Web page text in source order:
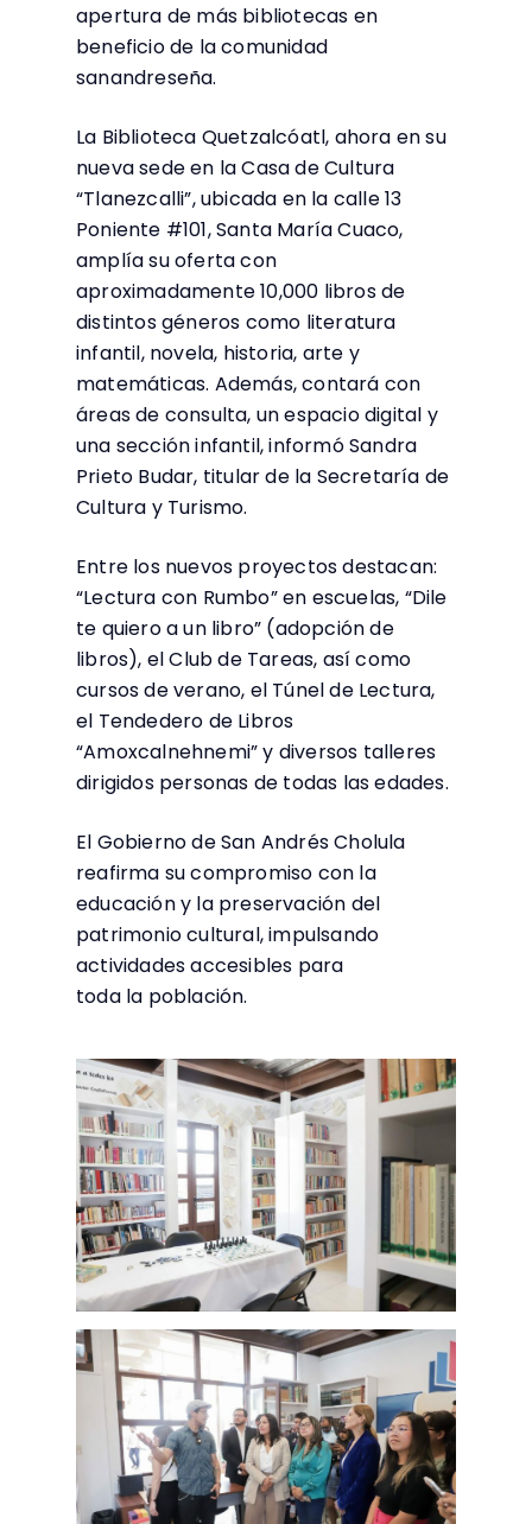
apertura de más bibliotecas en
beneficio de la comunidad
sanandreseña.
La Biblioteca Quetzalcóatl, ahora en su
nueva sede en la Casa de Cultura
“Tlanezcalli”, ubicada en la calle 13
Poniente #101, Santa María Cuaco,
amplía su oferta con
aproximadamente 10,000 libros de
distintos géneros como literatura
infantil, novela, historia, arte y
matemáticas. Además, contará con
áreas de consulta, un espacio digital y
una sección infantil, informó Sandra
Prieto Budar, titular de la Secretaría de
Cultura y Turismo.
Entre los nuevos proyectos destacan:
“Lectura con Rumbo” en escuelas, “Dile
te quiero a un libro” (adopción de
libros), el Club de Tareas, así como
cursos de verano, el Túnel de Lectura,
el Tendedero de Libros
“Amoxcalnehnemi” y diversos talleres
dirigidos personas de todas las edades.
El Gobierno de San Andrés Cholula
reafirma su compromiso con la
educación y la preservación del
patrimonio cultural, impulsando
actividades accesibles para
toda la población.